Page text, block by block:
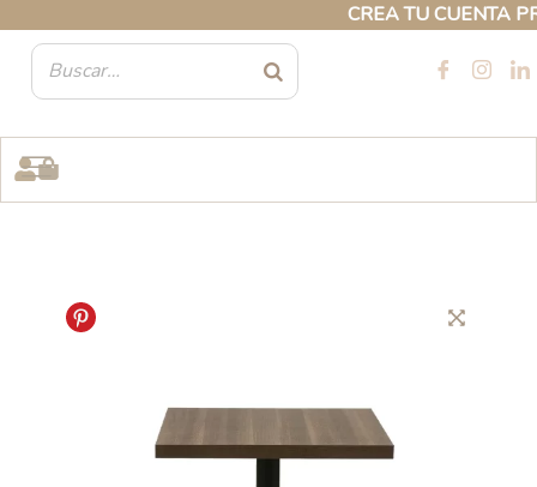
CREA TU CUENTA
contenido